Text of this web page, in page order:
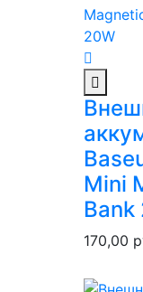
Mini
170,00